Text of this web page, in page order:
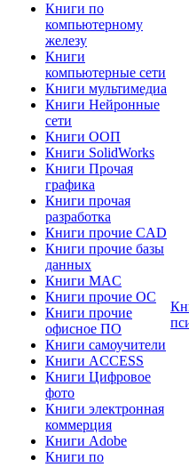
Книги по
компьютерному
железу
Книги
компьютерные сети
Книги мультимедиа
Книги Нейронные
сети
Книги ООП
Книги SolidWorks
Книги Прочая
графика
Книги прочая
разработка
Книги прочие CAD
Книги прочие базы
данных
Книги MAC
Книги прочие ОС
Книги прочие
офисное ПО
Книги самоучители
Книги ACCESS
Книги Цифровое
фото
Книги электронная
коммерция
Книги Adobe
Книги по